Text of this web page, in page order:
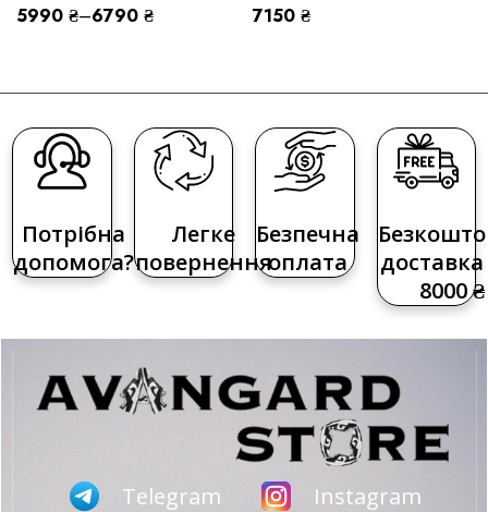
5990 ₴–6790 ₴ 7150 ₴
Потрібна
допомога?
Легке
повернення
Безпечна
оплата
доставка
8000 ₴
Telegram Instagram